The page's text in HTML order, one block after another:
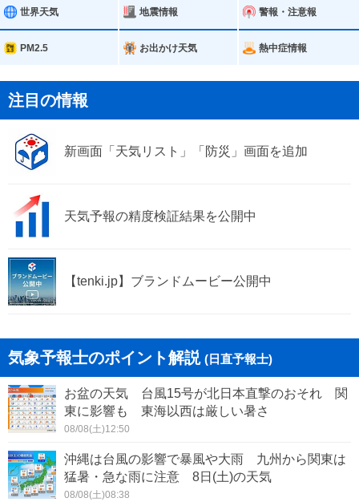
川俣町
鏡石町 天栄村
西郷村 泉崎村
棚倉町 矢祭町
石川町 玉川村
平田村
古殿町
世界天気 地震情報 警報・注意報
PM2.5 お出かけ天気 熱中症情報
注目の情報
新画面「天気リスト」「防災」画面を追加
天気予報の精度検証結果を公開中
【tenki.jp】ブランドムービー公開中
気象予報士のポイント解説 (日直予報士)
お盆の天気 台風15号が北日本直撃のおそれ 関
東に影響も 東海以西は厳しい暑さ
08/08(土)12:50
沖縄は台風の影響で暴風や大雨 九州から関東は
猛暑・急な雨に注意 8日(土)の天気
08/08(土)08:38